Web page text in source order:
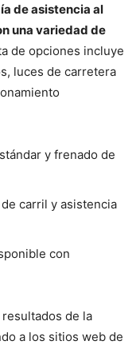
de asistencia al
una variedad de
de opciones incluye
luces de carretera
y frenado de
carril y asistencia
con
de la
a los sitios web de